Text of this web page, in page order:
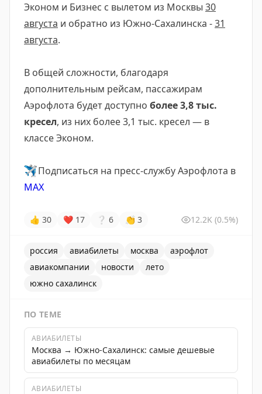
Эконом и Бизнес с вылетом из Москвы 30
августа и обратно из Южно-Сахалинска -31
августа.
В общей сложности, благодаря
дополнительным рейсам, пассажирам
Аэрофлота будет доступно более 3,8 тыс.
кресел, из них более 3,1 тыс. кресел — в
классе Эконом.
✈️Подписаться на пресс-службу Аэрофлота в
MAX
👍 30 ❤ 17 ❔ 6 👏 3 12.2K (0.5%)
россия авиабилеты москва
аэрофлот
авиакомпании
новости
лето
южно сахалинск
ПО ТЕМЕ
АВИАБИЛЕТЫ
Москва → Южно-Сахалинск: самые дешевые
авиабилеты по месяцам
АВИАБИЛЕТЫ